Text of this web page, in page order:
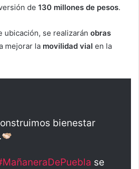
de 130 millones de pesos.
ubicación, se realizarán obras
mejorar la movilidad vial en la
bienestar
se